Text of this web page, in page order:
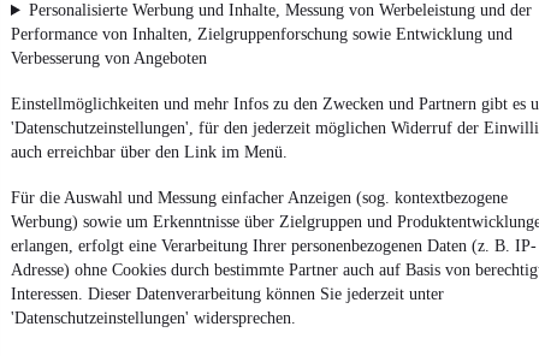
Personalisierte Werbung und Inhalte, Messung von Werbeleistung und der
Performance von Inhalten, Zielgruppenforschung sowie Entwicklung und
Verbesserung von Angeboten
Einstellmöglichkeiten und mehr Infos zu den Zwecken und Partnern gibt es
'Datenschutzeinstellungen', für den jederzeit möglichen Widerruf der
auch erreichbar über den Link im Menü.
Für die Auswahl und Messung einfacher Anzeigen (sog. kontextbezogene
Werbung) sowie um Erkenntnisse über Zielgruppen und
erlangen, erfolgt eine Verarbeitung Ihrer personenbezogenen Daten (z. B. IP-
Adresse) ohne Cookies durch bestimmte Partner auch auf Basis von
Interessen. Dieser Datenverarbeitung können Sie jederzeit unter
'Datenschutzeinstellungen' widersprechen.
Datenschutzeinstellungen
Erklärung zur Barrierefreiheit
Powered by
Noch mehrneue Autosunterschiedlicher Marken, auch als
Leasing-Angebote, gibt es bei mobile.de